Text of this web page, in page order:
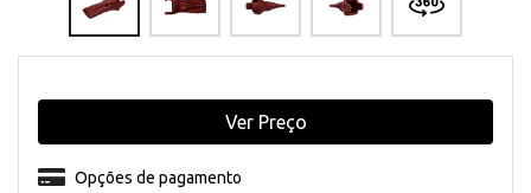
Opções de pagamento
Ver Preço